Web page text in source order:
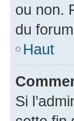
ou non.
du
Haut
Si